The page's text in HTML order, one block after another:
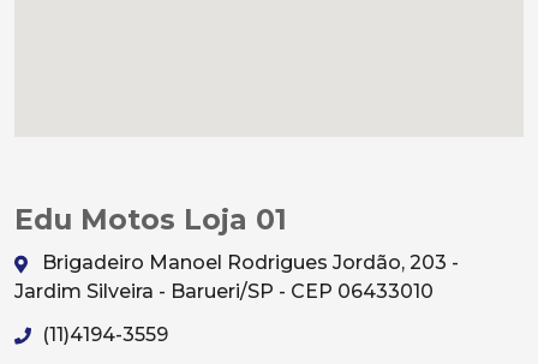
Edu Motos Loja 01
Brigadeiro Manoel Rodrigues Jordão, 203 -
Jardim Silveira - Barueri/SP - CEP 06433010
(11)4194-3559